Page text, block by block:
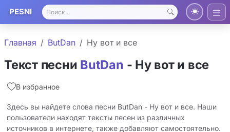
PESNI
Главная ButDan Ну вот и все
Текст песни ButDan - Ну вот и все
В избранное
Здесь вы найдете слова песни ButDan - Ну вот и все. Наши
пользователи находят тексты песен из различных
источников в интернете, также добавляют самостоятельно.